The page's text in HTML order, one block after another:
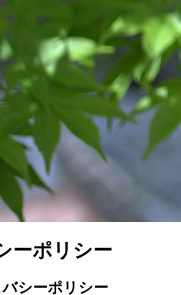
ーポリシー
シーポリシー